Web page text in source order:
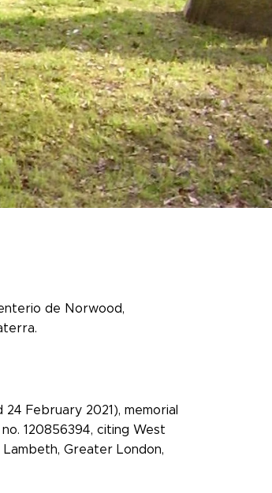
de Norwood,
February 2021), memorial
120856394, citing West
Greater London,